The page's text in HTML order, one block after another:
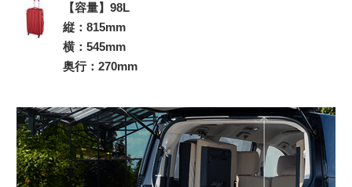
【容量】98L
縦：815mm
横：545mm
奥行：270mm